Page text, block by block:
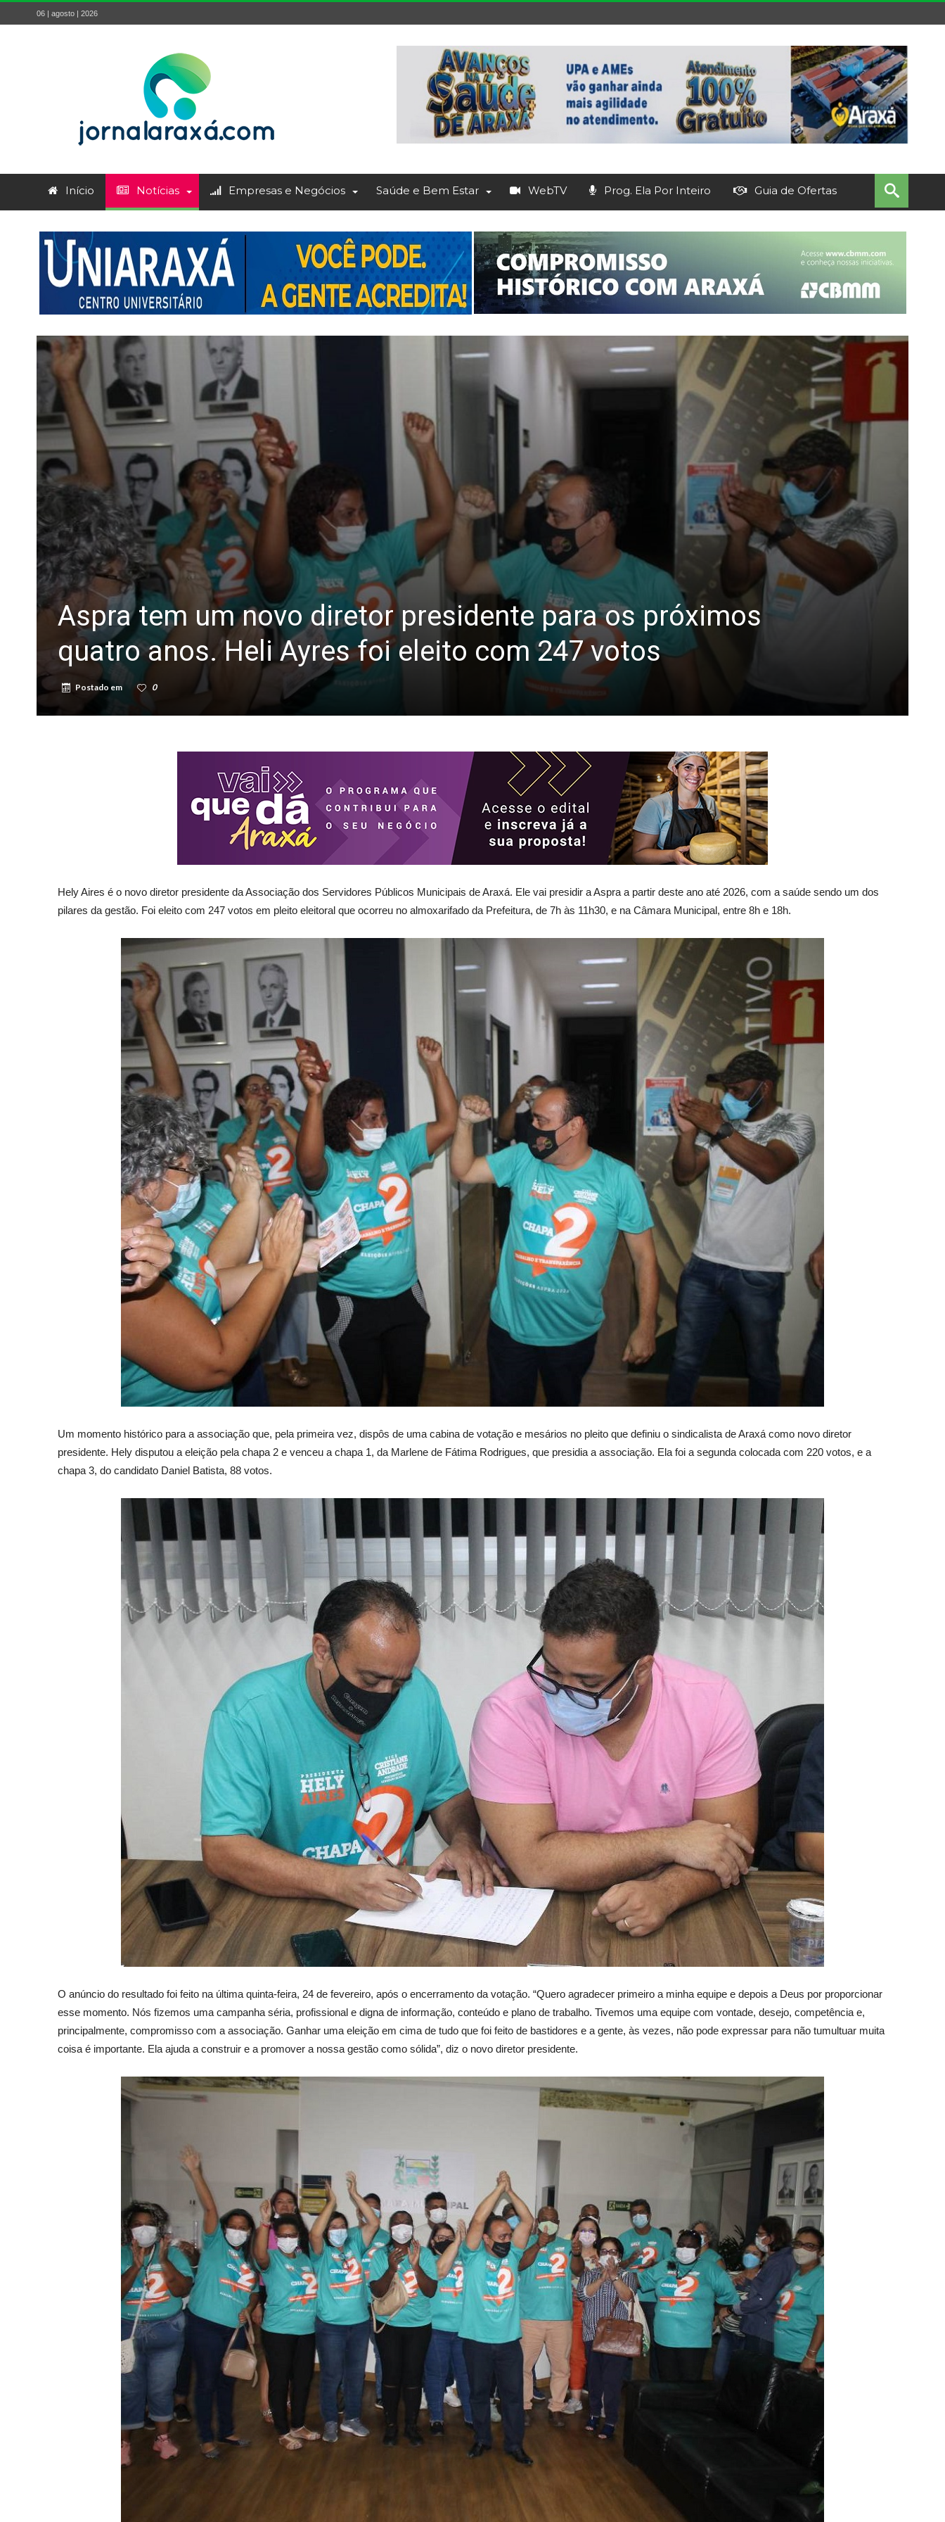
06 | agosto | 2026
Início Notícias Empresas e Negócios Saúde e Bem Estar WebTV Prog. Ela Por Inteiro Guia de Ofertas
Aspra tem um novo diretor presidente para os próximos
quatro anos. Heli Ayres foi eleito com 247 votos
Postado em 0
Hely Aires é o novo diretor presidente da Associação dos Servidores Públicos Municipais de Araxá. Ele vai presidir a Aspra a partir deste ano até 2026, com a saúde sendo um dos
pilares da gestão. Foi eleito com 247 votos em pleito eleitoral que ocorreu no almoxarifado da Prefeitura, de 7h às 11h30, e na Câmara Municipal, entre 8h e 18h.
Um momento histórico para a associação que, pela primeira vez, dispôs de uma cabina de votação e mesários no pleito que definiu o sindicalista de Araxá como novo diretor
presidente. Hely disputou a eleição pela chapa 2 e venceu a chapa 1, da Marlene de Fátima Rodrigues, que presidia a associação. Ela foi a segunda colocada com 220 votos, e a
chapa 3, do candidato Daniel Batista, 88 votos.
O anúncio do resultado foi feito na última quinta-feira, 24 de fevereiro, após o encerramento da votação. “Quero agradecer primeiro a minha equipe e depois a Deus por proporcionar
esse momento. Nós fizemos uma campanha séria, profissional e digna de informação, conteúdo e plano de trabalho. Tivemos uma equipe com vontade, desejo, competência e,
principalmente, compromisso com a associação. Ganhar uma eleição em cima de tudo que foi feito de bastidores e a gente, às vezes, não pode expressar para não tumultuar muita
coisa é importante. Ela ajuda a construir e a promover a nossa gestão como sólida”, diz o novo diretor presidente.